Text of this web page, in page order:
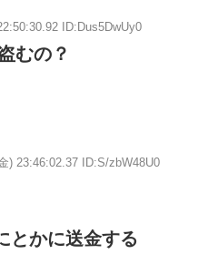
ID:Dus5DwUy0
むの？
) 23:46:02.37 ID:S/zbW48U0
とかに送金する